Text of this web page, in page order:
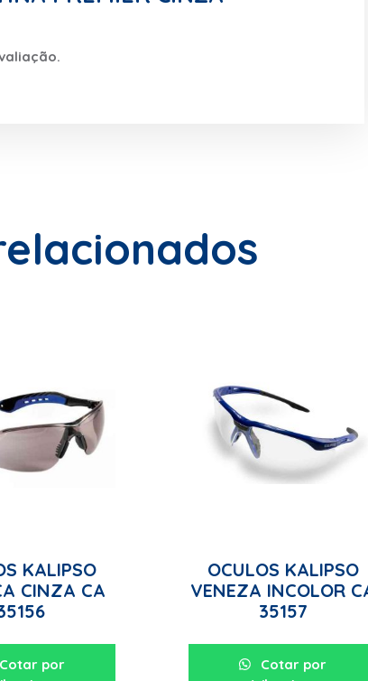
KALIPSO
CINZA CA
Cotar por
OCULOS KALIPSO
VENEZA INCOLOR
35157
Cotar por